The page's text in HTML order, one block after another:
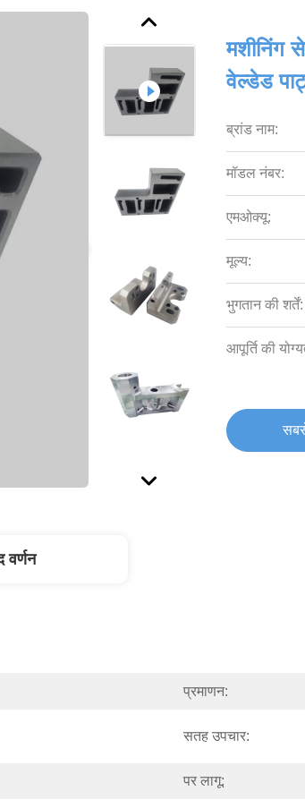
मशीनिंग
वेल्डेड
ब्रांड नाम:
मॉडल नंबर:
एमओक्यू:
मूल्य:
भुगतान की शर्तें:
आपूर्ति की
वर्णन
प्रमाणन:
सतह उपचार:
पर लागू: